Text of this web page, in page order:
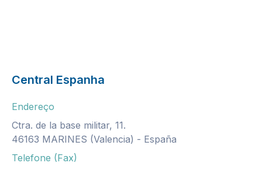
Central Espanha
Endereço
Ctra. de la base militar, 11.
46163 MARINES (Valencia) - España
Telefone (Fax)